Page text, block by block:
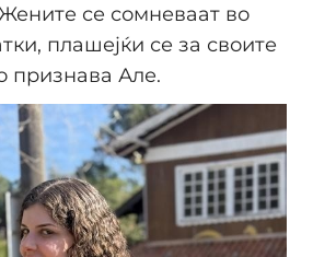
Жените се сомневаат во
плашејќи се за своите
признава Але.